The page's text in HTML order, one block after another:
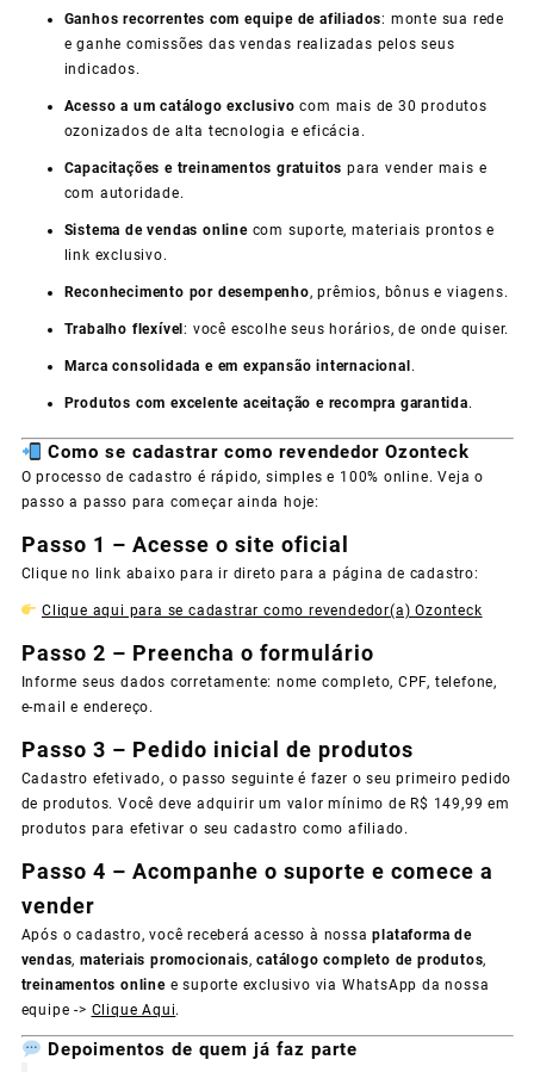
Ganhos recorrentes com equipe de afiliados: monte sua rede
e ganhe comissões das vendas realizadas pelos seus
indicados.
Acesso a um catálogo exclusivo com mais de 30 produtos
ozonizados de alta tecnologia e eficácia.
Capacitações e treinamentos gratuitos para vender mais e
com autoridade.
Sistema de vendas onlinecom suporte, materiais prontos e
link exclusivo.
Reconhecimento por desempenho, prêmios, bônus e viagens.
Trabalho flexível: você escolhe seus horários, de onde quiser.
Marca consolidada e em expansão internacional .
Produtos com excelente aceitação e recompra garantida.
Como se cadastrar como revendedor Ozonteck
O processo de cadastro é rápido, simples e 100% online. Veja o
passo a passo para começar ainda hoje:
Passo 1 – Acesse o site oficial
Clique no link abaixo para ir direto para a página de cadastro:
Clique aqui para se cadastrar como revendedor(a) Ozonteck
Passo 2 – Preencha o formulário
Informe seus dados corretamente: nome completo, CPF, telefone,
e-mail e endereço.
Passo 3 – Pedido inicial de produtos
Cadastro efetivado, o passo seguinte é fazer o seu primeiro pedido
de produtos. Você deve adquirir um valor mínimo de R$ 149,99 em
produtos para efetivar o seu cadastro como afiliado.
Passo 4 – Acompanhe o suporte e comece a
vender
Após o cadastro, você receberá acesso à nossaplataforma de
vendas, materiais promocionais,catálogo completo de produtos,
treinamentos onlinee suporte exclusivo via WhatsApp da nossa
equipe -> Clique Aqui.
Depoimentos de quem já faz parte